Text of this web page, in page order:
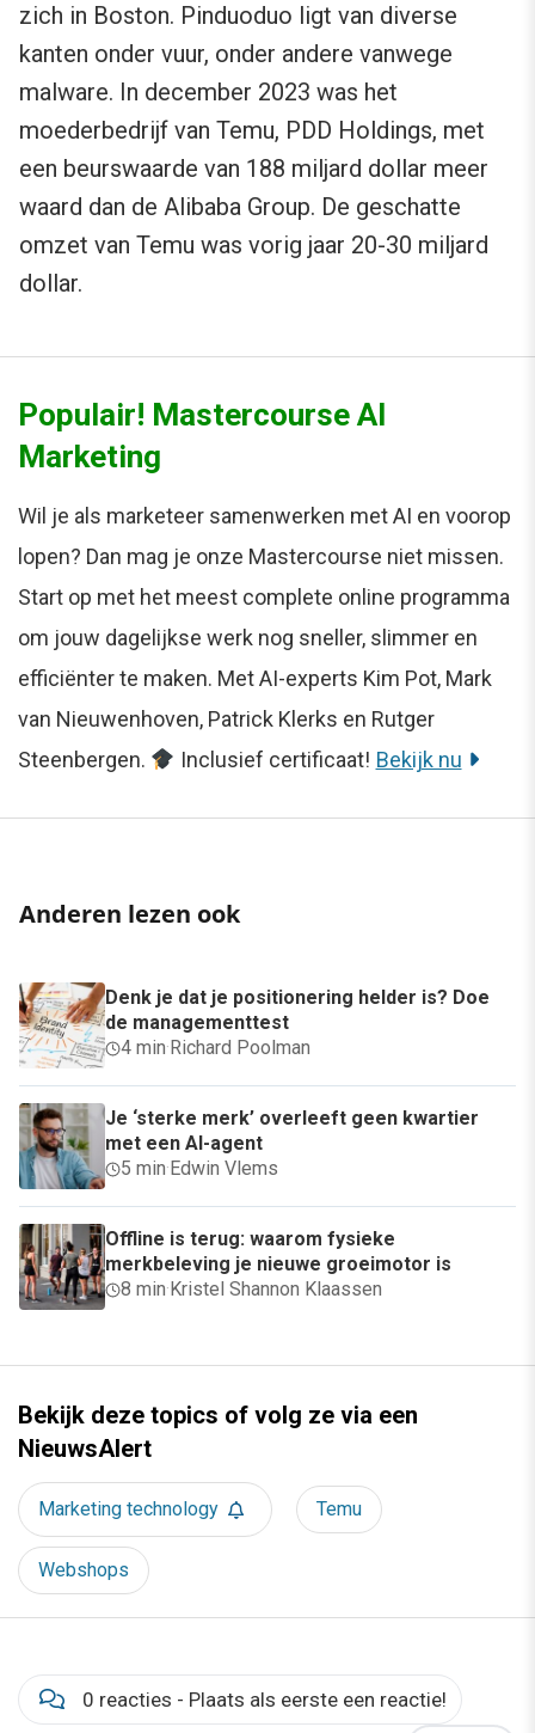
zich in Boston. Pinduoduo ligt van diverse
kanten onder vuur, onder andere vanwege
malware. In december 2023 was het
moederbedrijf van Temu, PDD Holdings, met
een beurswaarde van 188 miljard dollar meer
waard dan de Alibaba Group. De geschatte
omzet van Temu was vorig jaar 20-30 miljard
dollar.
Populair! Mastercourse AI
Marketing
Wil je als marketeer samenwerken met AI en voorop
lopen? Dan mag je onze Mastercourse niet missen.
Start op met het meest complete online programma
om jouw dagelijkse werk nog sneller, slimmer en
efficiënter te maken. Met AI-experts Kim Pot, Mark
van Nieuwenhoven, Patrick Klerks en Rutger
Steenbergen.
Inclusief certificaat! Bekijk nu
Anderen lezen ook
Denk je dat je positionering helder is? Doe
de managementtest
4 min·Richard Poolman
Je ‘sterke merk’ overleeft geen kwartier
met een AI-agent
5 min·Edwin Vlems
Offline is terug: waarom fysieke
merkbeleving je nieuwe groeimotor is
8 min·Kristel Shannon Klaassen
Bekijk deze topics of volg ze via een
NieuwsAlert
Marketing technology Temu
Webshops
0 reacties - Plaats als eerste een reactie!